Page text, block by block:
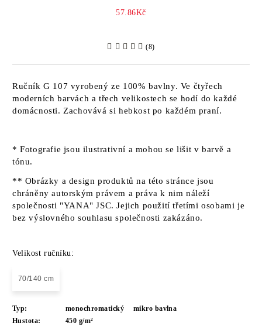
57.86Kč
(8)
Ručník G 107 vyrobený ze 100% bavlny. Ve čtyřech
moderních barvách a třech velikostech se hodí do každé
domácnosti. Zachovává si hebkost po každém praní.
* Fotografie jsou ilustrativní a mohou se lišit v barvě a
tónu.
** Obrázky a design produktů na této stránce jsou
chráněny autorským právem a práva k nim náleží
společnosti "YANA" JSC. Jejich použití třetími osobami je
bez výslovného souhlasu společnosti zakázáno.
Velikost ručníku:
70/140 cm
Typ: monochromatický
mikro bavlna
Hustota:
450 g/m²